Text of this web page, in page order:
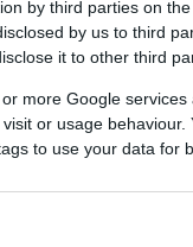
by third parties on the
by us to third
it to other third
more Google
or usage behaviour.
to use your data for